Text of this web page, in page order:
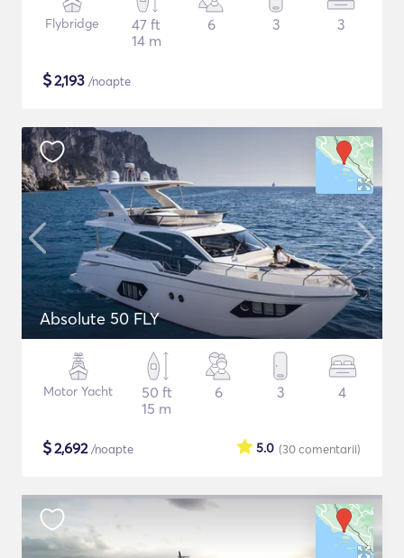
Flybridge
47 ft
14 m
6 3 3
$2,193 /noapte
Absolute 50 FLY
Motor Yacht
50 ft
15 m
6 3 4
$2,692/noapte (30comentarii)
5.0